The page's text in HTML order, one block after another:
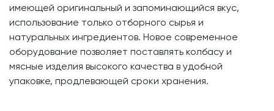
имеющей оригинальный и запоминающийся вкус,
использование только отборного сырья и
натуральных ингредиентов. Новое современное
оборудование позволяет поставлять колбасу и
мясные изделия высокого качества в удобной
упаковке, продлевающей сроки хранения.